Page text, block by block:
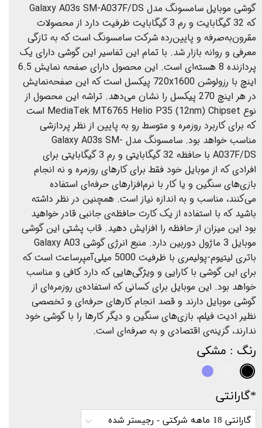
گوشی موبایل سامسونگ مدل Galaxy A03s SM-A037F/DS
که 32 گیگابایت و رم 3 گیگابایت ظرفیت دارد از محصولات
مقرون‌به‌صرفه و پایین‌رده شرکت سامسونگ است که به تازگی
معرفی و روانه بازار شد. با تمام این تفاسیر این گوشی دارای یک
پردازنده 8 هسته‌ای است. این محصول دارای صفحه نمایش 6.5
اینچ با رزولوشن 720x1600 پیکسل است که این صفحه‌نمایش
در هر اینچ 270 پیکسل را نشان می‌دهد. تراشه این محصول از
نوع MediaTek MT6765 Helio P35 (12nm) Chipset است
که برای کاربرد روزمره و متوسط رو به پایین از نظر پردازشی
مناسب خواهد بود. سامسونگ مدل Galaxy A03s SM-
A037F/DS با حافظه 32 گیگابایتی و رم 3 گیگابایتی برای
افرادی که از موبایل خود فقط برای کارهای روزمره و نه انجام
بازی‌های سنگین و یا کار با نرم‌افزارهای حرفه‌ای استفاده
می‌کنند، مناسب و به اندازه نیاز است. همچنین در نظر داشته
باشید که با استفاده از یک کارت حافظه‌ی جانبی قادر خواهید
بود این میزان از حافظه را افزایش دهید. قاب پشتی این گوشی
موبایل 3 ماژول دوربین دارد. منبع انرژی گوشی Galaxy A03
باتری لیتیوم-پولیمری با ظرفیت 5000 میلی‌آمپرساعت است که
برای این گوشی با کارایی و ویژگی‌هایی که دارد کافی و مناسب
خواهد بود. این موبایل برای کسانی که استفاده‌ی روزمره‌ای از
گوشی موبایل دارند و قصد انجام کارهای حرفه‌ای و تخصصی
نظیر ادیت فیلم، بازی‌های سنگین و دیگر کارها را با گوشی خود
ندارند، گزینه‌ی اقتصادی و به صرفه‌ای است.
رنگ : مشکی
*گارانتی
گارانتی 18 ماهه شرکتی - رجیستر شده